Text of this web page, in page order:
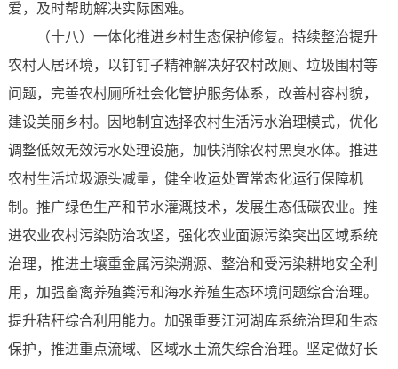
爱，及时帮助解决实际困难。
（十八）一体化推进乡村生态保护修复。持续整治提升
农村人居环境，以钉钉子精神解决好农村改厕、垃圾围村等
问题，完善农村厕所社会化管护服务体系，改善村容村貌，
建设美丽乡村。因地制宜选择农村生活污水治理模式，优化
调整低效无效污水处理设施，加快消除农村黑臭水体。推进
农村生活垃圾源头减量，健全收运处置常态化运行保障机
制。推广绿色生产和节水灌溉技术，发展生态低碳农业。推
进农业农村污染防治攻坚，强化农业面源污染突出区域系统
治理，推进土壤重金属污染溯源、整治和受污染耕地安全利
用，加强畜禽养殖粪污和海水养殖生态环境问题综合治理。
提升秸秆综合利用能力。加强重要江河湖库系统治理和生态
保护，推进重点流域、区域水土流失综合治理。坚定做好长